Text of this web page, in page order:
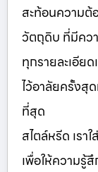
สะท้อนความต้
วัตถุดิบ ที่มีควา
ทุกรายละเอีย
ไว้อาลัยครั้งสุ
ที่สุด
สไตล์หรีด เรา
เพื่อให้ความ